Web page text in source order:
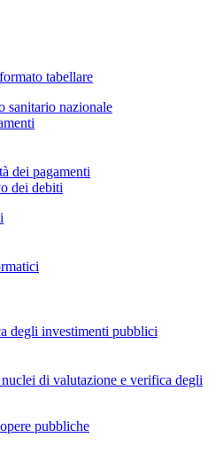
tabellare
sanitario nazionale
dei pagamenti
dei debiti
degli investimenti pubblici
di valutazione e verifica degli
pubbliche